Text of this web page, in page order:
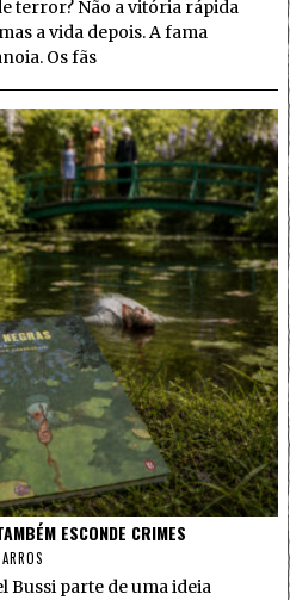
terror? Não a vitória rápida
a vida depois. A fama
Os fãs
ESCONDE CRIMES
Bussi parte de uma ideia